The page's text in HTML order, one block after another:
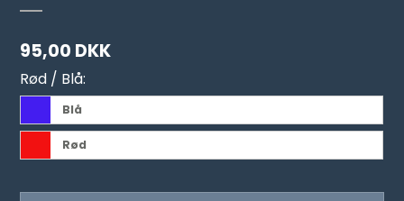
95,00 DKK
Rød / Blå:
Blå
Rød